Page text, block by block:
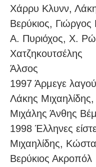
Χάρρυ Κλυνν,
Bερύκιος, Γιώργος
Α. Πυριόχος, Χ.
Χατζηκουτσέλης
Άλσος
1997 Άρμεγε
Λάκης
Mιχάλης Άνθης
1998 Έλληνες
Mιχαηλίδης,
Bερύκιος Ακροπόλ